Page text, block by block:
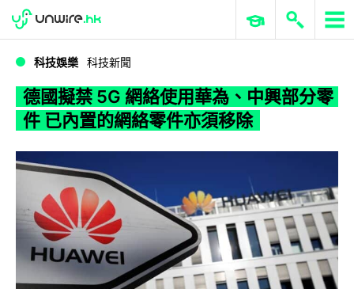
WWDC 2026 ERP 與商業 AI
科技娛樂 科技新聞
德國擬禁 5G 網絡使用華為、中興部分零
件 已內置的網絡零件亦須移除